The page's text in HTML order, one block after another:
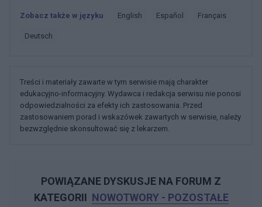
Zobacz także w języku english español français
deutsch
Treści i materiały zawarte w tym serwisie mają charakter
edukacyjno-informacyjny. Wydawca i redakcja serwisu nie ponosi
odpowiedzialności za efekty ich zastosowania. Przed
zastosowaniem porad i wskazówek zawartych w serwisie, należy
bezwzględnie skonsultować się z lekarzem.
POWIĄZANE DYSKUSJE NA FORUM Z
KATEGORII NOWOTWORY - POZOSTAŁE